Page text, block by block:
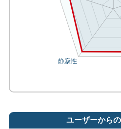
ユーザーから